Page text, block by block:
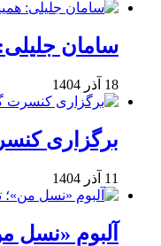
سامان
18 آذر 1404
برگزاری
11 آذر 1404
آلبوم «نسل